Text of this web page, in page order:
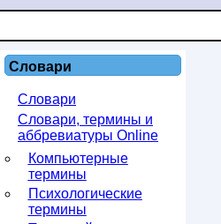
Словари
Словари
Словари, термины и
аббревиатуры Online
Компьютерные
термины
Психологические
термины